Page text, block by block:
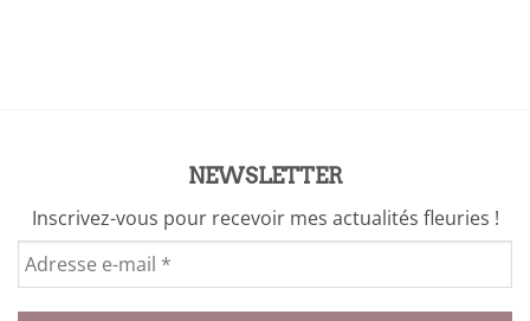
NEWSLETTER
Inscrivez-vous pour recevoir mes actualités fleuries !